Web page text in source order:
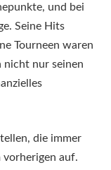
und bei
Seine Hits
Tourneen waren
nicht nur seinen
die immer
auf.